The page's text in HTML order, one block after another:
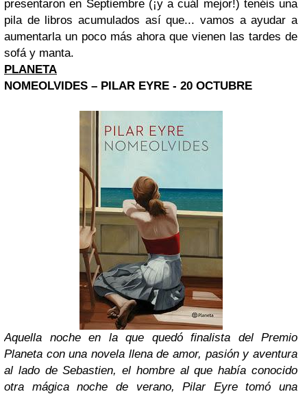
presentaron en Septiembre (¡y a cuál mejor!) tenéis una
pila de libros acumulados así que... vamos a ayudar a
aumentarla un poco más ahora que vienen las tardes de
sofá y manta.
PLANETA
NOMEOLVIDES – PILAR EYRE - 20 OCTUBRE
Aquella noche en la que quedó finalista del Premio
Planeta con una novela llena de amor, pasión y aventura
al lado de Sebastien, el hombre al que había conocido
otra mágica noche de verano, Pilar Eyre tomó una